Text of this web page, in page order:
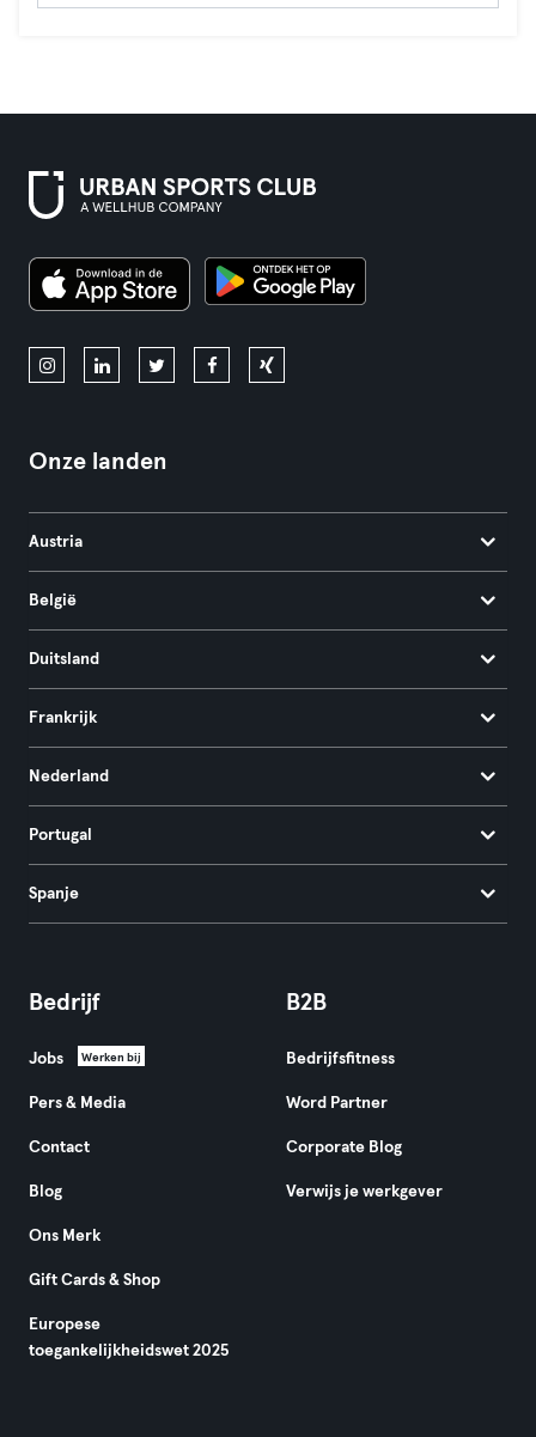
Onze landen
Austria
België
Duitsland
Frankrijk
Nederland
Portugal
Spanje
Bedrijf
Jobs Werken bij
Pers & Media
Contact
Blog
Ons Merk
Gift Cards & Shop
Europese
toegankelijkheidswet 2025
B2B
Bedrijfsfitness
Word Partner
Corporate Blog
Verwijs je werkgever